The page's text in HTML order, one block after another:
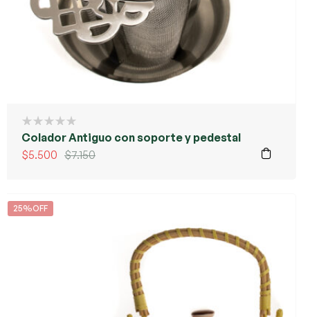
Colador Antiguo con soporte y pedestal
$7.150
$5.500
25%OFF